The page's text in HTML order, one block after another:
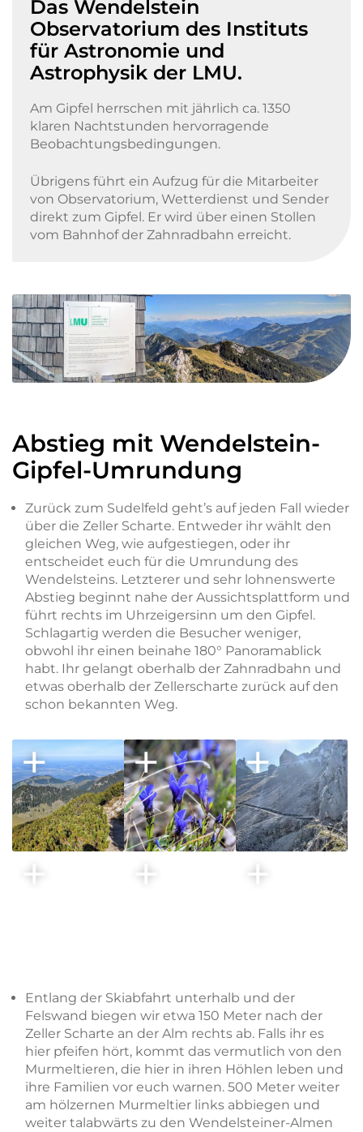
Das Wendelstein
Observatorium des Instituts
für Astronomie und
Astrophysik der LMU.
Am Gipfel herrschen mit jährlich ca. 1350
klaren Nachtstunden hervorragende
Beobachtungsbedingungen.
Übrigens führt ein Aufzug für die Mitarbeiter
von Observatorium, Wetterdienst und Sender
direkt zum Gipfel. Er wird über einen Stollen
vom Bahnhof der Zahnradbahn erreicht.
Abstieg mit Wendelstein-
Gipfel-Umrundung
Zurück zum Sudelfeld geht’s auf jeden Fall wieder
über die Zeller Scharte. Entweder ihr wählt den
gleichen Weg, wie aufgestiegen, oder ihr
entscheidet euch für die Umrundung des
Wendelsteins. Letzterer und sehr lohnenswerte
Abstieg beginnt nahe der Aussichtsplattform und
führt rechts im Uhrzeigersinn um den Gipfel.
Schlagartig werden die Besucher weniger,
obwohl ihr einen beinahe 180° Panoramablick
habt. Ihr gelangt oberhalb der Zahnradbahn und
etwas oberhalb der Zellerscharte zurück auf den
schon bekannten Weg.
Entlang der Skiabfahrt unterhalb und der
Felswand biegen wir etwa 150 Meter nach der
Zeller Scharte an der Alm rechts ab. Falls ihr es
hier pfeifen hört, kommt das vermutlich von den
Murmeltieren, die hier in ihren Höhlen leben und
ihre Familien vor euch warnen. 500 Meter weiter
am hölzernen Murmeltier links abbiegen und
weiter talabwärts zu den Wendelsteiner-Almen